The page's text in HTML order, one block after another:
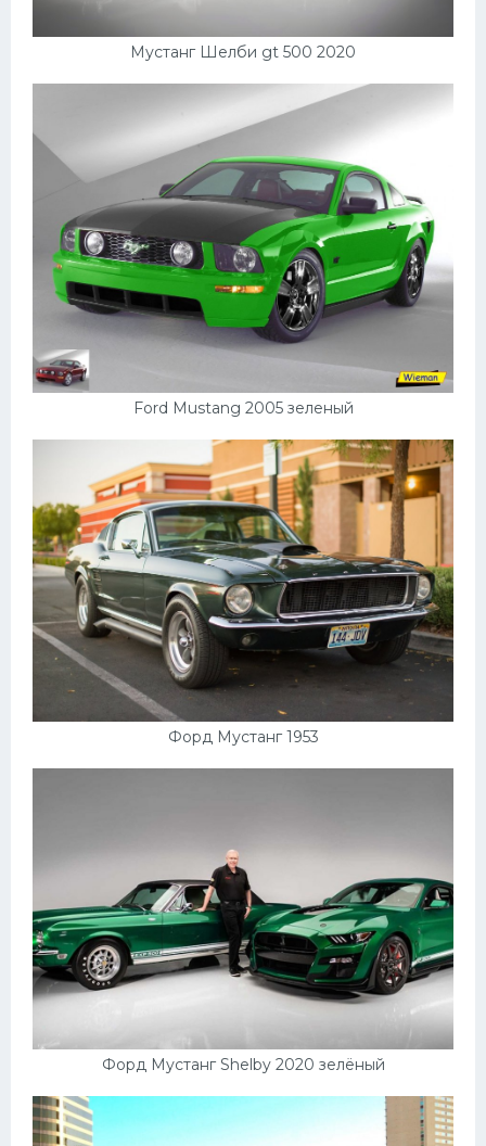
Мустанг Шелби gt 500 2020
Ford Mustang 2005 зеленый
Форд Мустанг 1953
Форд Мустанг Shelby 2020 зелёный